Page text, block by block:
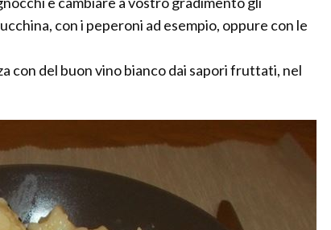
con i peperoni ad esempio, oppure con le
con del buon vino bianco dai sapori fruttati, nel